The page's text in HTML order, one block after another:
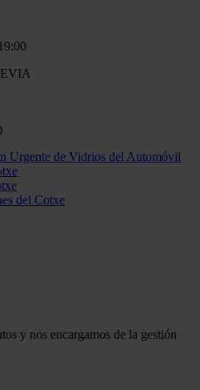
Urgente de Vidrios del Automóvil
del Cotxe
y nos encargamos de la gestión